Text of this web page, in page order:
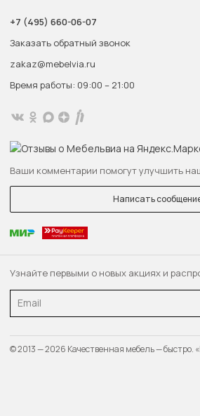
Узнайте первыми о новых акциях и
Email
+7 (495) 660-06-07
Заказать обратный звонок
zakaz@mebelvia.ru
Время работы: 09:00 – 21:00
Ваши комментарии помогут улучшить
Написать
© 2013 — 2026 Качественная мебель — быстро.